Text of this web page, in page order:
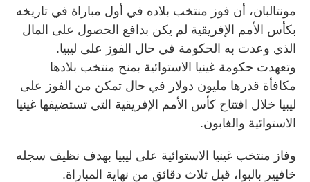
مونتالبان، أن فوز منتخب بلاده في أول مباراة في تاريخه
بكأس الأمم الإفريقية لم يكن بدافع الحصول على المال
الذي وعدت به الحكومة في حال الفوز على ليبيا.
وتعهدت حكومة غينيا الاستوائية بمنح منتخب بلادها
مكافأة قدرها مليون دولار في حال تمكن من الفوز على
ليبيا خلال افتتاح كأس الأمم الإفريقية التي تستضيفها غينيا
الاستوائية والغابون.
وفاز منتخب غينيا الاستوائية على ليبيا بهدف نظيف سجله
خافيير بالبوا، قبل ثلاث دقائق من نهاية المباراة.